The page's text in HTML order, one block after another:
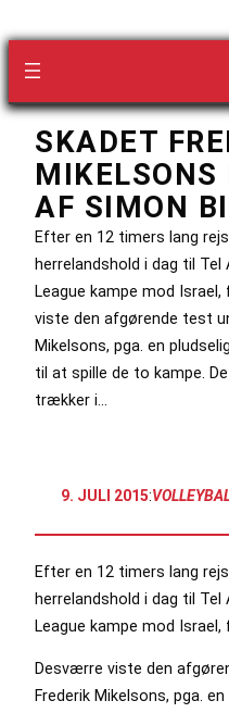
SKADET
MIKELSONS
AF SIMON
Efter en 12 timers lang
herrelandshold i dag til
League kampe mod
viste den afgørende test
Mikelsons, pga. en
til at spille de to kampe.
trækker i…
9. JULI 2015:
Efter en 12 timers lang
herrelandshold i dag til
League kampe mod Israel,
Desværre viste den
Frederik Mikelsons, pga.